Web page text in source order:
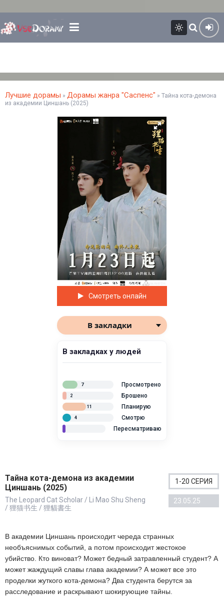
Лучшие дорамы » Дорамы жанра "Саспенс" » Тайна кота-демона
из академии Циншань (2025)
Смотреть онлайн
В закладки
В закладках у людей
Просмотрено
7
Брошено
2
Планирую
11
Смотрю
4
Пересматриваю
Тайна кота-демона из академии
Циншань (2025)
The Leopard Cat Scholar / Li Mao Shu Sheng
/ 狸猫书生 / 狸貓書生
1-20 СЕРИЯ
23.05.25
В академии Циншань происходит череда странных
необъяснимых событий, а потом происходит жестокое
убийство. Кто виноват? Может бедный затравленный студент? А
может жаждущий славы глава академии? А может все это
проделки жуткого кота-демона? Два студента берутся за
расследование и раскрывают шокирующие тайны.